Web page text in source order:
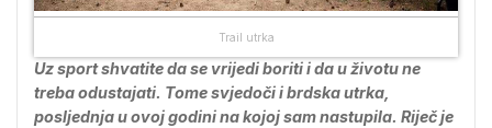
Trail utrka
Uz sport shvatite da se vrijedi boriti i da u životu ne
treba odustajati. Tome svjedoči i brdska utrka,
posljednja u ovoj godini na kojoj sam nastupila. Riječ je